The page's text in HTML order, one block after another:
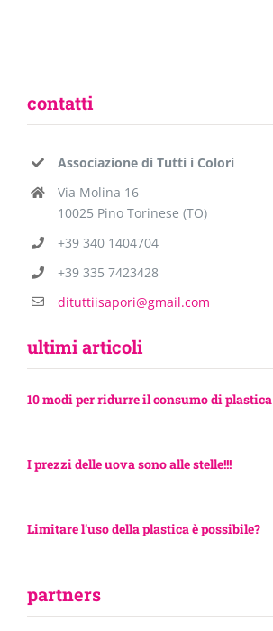
contatti
Associazione di Tutti i Colori
Via Molina 16
10025 Pino Torinese (TO)
+39 340 1404704
+39 335 7423428
dituttiisapori@gmail.com
ultimi articoli
10 modi per ridurre il consumo di plastica
I prezzi delle uova sono alle stelle!!!
Limitare l’uso della plastica è possibile?
partners